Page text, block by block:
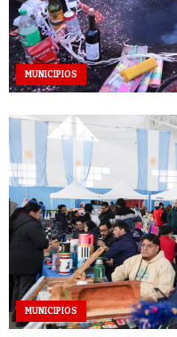
MUNICIPIOS
MUNICIPIOS